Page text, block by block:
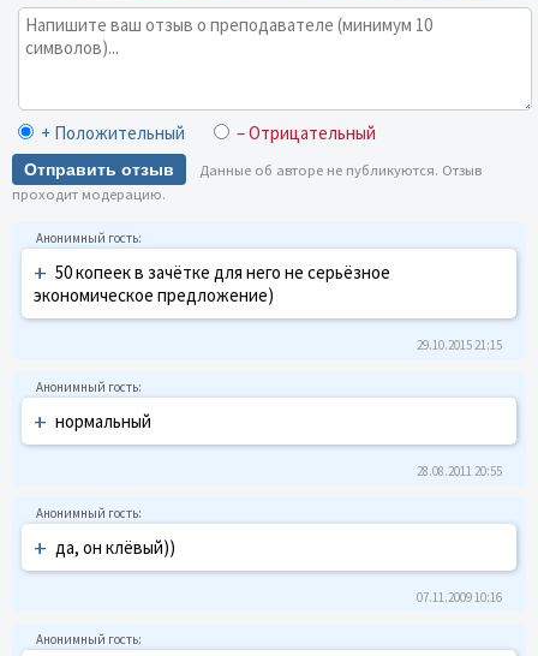
+ Положительный – Отрицательный
Отправить отзыв
Данные об авторе не публикуются. Отзыв
проходит модерацию.
+ 50 копеек в зачётке для него не серьёзное
экономическое предложение)
29.10.2015 21:15
+ нормальный
28.08.2011 20:55
+ да, он клёвый))
07.11.2009 10:16